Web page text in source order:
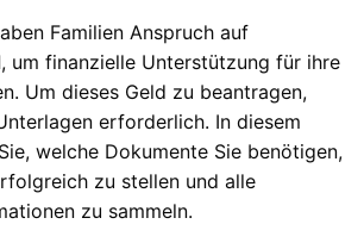
Familien Anspruch auf
, um finanzielle Unterstützung für ihre
Um dieses Geld zu beantragen,
erforderlich. In diesem
welche Dokumente Sie benötigen,
zu stellen und alle
zu sammeln.